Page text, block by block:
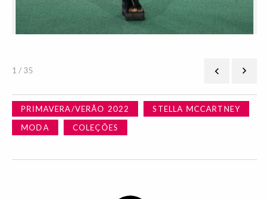
1 / 35
PRIMAVERA/VERÃO 2022
STELLA MCCARTNEY
MODA
COLEÇÕES